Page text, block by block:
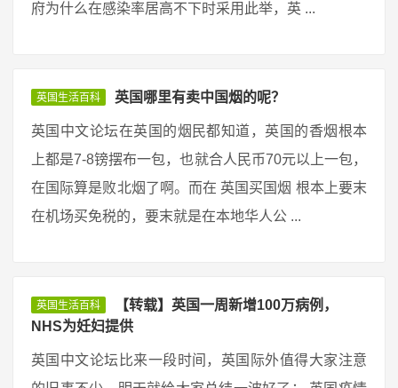
府为什么在感染率居高不下时采用此举，英 ...
英国生活百科 英国哪里有卖中国烟的呢？
英国中文论坛在英国的烟民都知道，英国的香烟根本
上都是7-8镑摆布一包，也就合人民币70元以上一包，
在国际算是败北烟了啊。而在 英国买国烟 根本上要末
在机场买免税的，要末就是在本地华人公 ...
英国生活百科
【转载】英国一周新增100万病例，
NHS为妊妇提供
英国中文论坛比来一段时间，英国际外值得大家注意